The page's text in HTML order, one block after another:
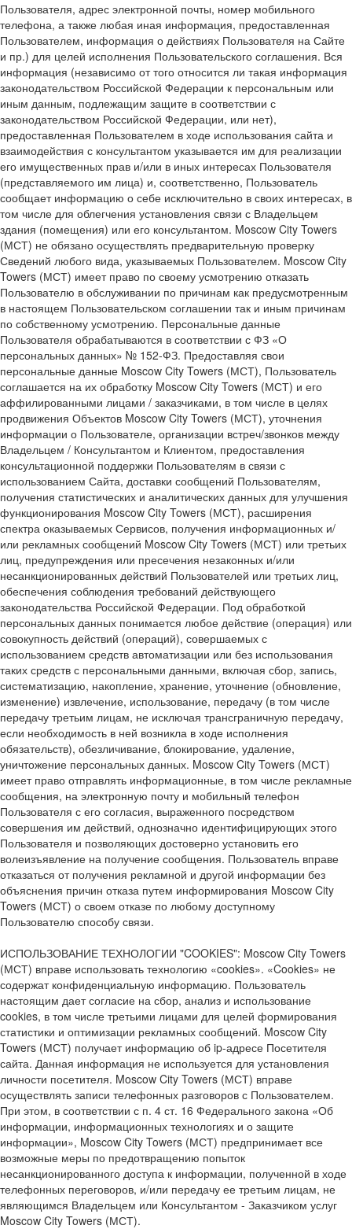
Пользователя, адрес электронной почты, номер мобильного
телефона, а также любая иная информация, предоставленная
Пользователем, информация о действиях Пользователя на Сайте
и пр.) для целей исполнения Пользовательского соглашения. Вся
информация (независимо от того относится ли такая информация
законодательством Российской Федерации к персональным или
иным данным, подлежащим защите в соответствии с
законодательством Российской Федерации, или нет),
предоставленная Пользователем в ходе использования сайта и
взаимодействия с консультантом указывается им для реализации
его имущественных прав и/или в иных интересах Пользователя
(представляемого им лица) и, соответственно, Пользователь
сообщает информацию о себе исключительно в своих интересах, в
том числе для облегчения установления связи с Владельцем
здания (помещения) или его консультантом. Moscow City Towers
(МСТ) не обязано осуществлять предварительную проверку
Сведений любого вида, указываемых Пользователем. Moscow City
Towers (МСТ) имеет право по своему усмотрению отказать
Пользователю в обслуживании по причинам как предусмотренным
в настоящем Пользовательском соглашении так и иным причинам
по собственному усмотрению. Персональные данные
Пользователя обрабатываются в соответствии с ФЗ «О
персональных данных» № 152-ФЗ. Предоставляя свои
персональные данные Moscow City Towers (МСТ), Пользователь
соглашается на их обработку Moscow City Towers (МСТ) и его
аффилированными лицами / заказчиками, в том числе в целях
продвижения Объектов Moscow City Towers (МСТ), уточнения
информации о Пользователе, организации встреч/звонков между
Владельцем / Консультантом и Клиентом, предоставления
консультационной поддержки Пользователям в связи с
использованием Сайта, доставки сообщений Пользователям,
получения статистических и аналитических данных для улучшения
функционирования Moscow City Towers (МСТ), расширения
спектра оказываемых Сервисов, получения информационных и/
или рекламных сообщений Moscow City Towers (МСТ) или третьих
лиц, предупреждения или пресечения незаконных и/или
несанкционированных действий Пользователей или третьих лиц,
обеспечения соблюдения требований действующего
законодательства Российской Федерации. Под обработкой
персональных данных понимается любое действие (операция) или
совокупность действий (операций), совершаемых с
использованием средств автоматизации или без использования
таких средств с персональными данными, включая сбор, запись,
систематизацию, накопление, хранение, уточнение (обновление,
изменение) извлечение, использование, передачу (в том числе
передачу третьим лицам, не исключая трансграничную передачу,
если необходимость в ней возникла в ходе исполнения
обязательств), обезличивание, блокирование, удаление,
уничтожение персональных данных. Moscow City Towers (МСТ)
имеет право отправлять информационные, в том числе рекламные
сообщения, на электронную почту и мобильный телефон
Пользователя с его согласия, выраженного посредством
совершения им действий, однозначно идентифицирующих этого
Пользователя и позволяющих достоверно установить его
волеизъявление на получение сообщения. Пользователь вправе
отказаться от получения рекламной и другой информации без
объяснения причин отказа путем информирования Moscow City
Towers (МСТ) о своем отказе по любому доступному
Пользователю способу связи.
ИСПОЛЬЗОВАНИЕ ТЕХНОЛОГИИ "COOKIES": Moscow City Towers
(МСТ) вправе использовать технологию «cookies». «Cookies» не
содержат конфиденциальную информацию. Пользователь
настоящим дает согласие на сбор, анализ и использование
cookies, в том числе третьими лицами для целей формирования
статистики и оптимизации рекламных сообщений. Moscow City
Towers (МСТ) получает информацию об ip-адресе Посетителя
сайта. Данная информация не используется для установления
личности посетителя. Moscow City Towers (МСТ) вправе
осуществлять записи телефонных разговоров с Пользователем.
При этом, в соответствии с п. 4 ст. 16 Федерального закона «Об
информации, информационных технологиях и о защите
информации», Moscow City Towers (МСТ) предпринимает все
возможные меры по предотвращению попыток
несанкционированного доступа к информации, полученной в ходе
телефонных переговоров, и/или передачу ее третьим лицам, не
являющимся Владельцем или Консультантом - Заказчиком услуг
Moscow City Towers (МСТ).